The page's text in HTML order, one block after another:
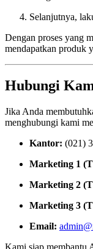
Selanjutnya,
Dengan proses yang
mendapatkan produk
Hubungi
Jika Anda
menghubungi kami
Kantor: (021)
Marketing 1
Marketing 2
Marketing 3
Email:
Kami siap membantu